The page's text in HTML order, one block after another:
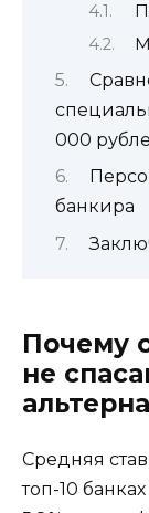
000
банкира
Почему
не
Средняя
топ-10